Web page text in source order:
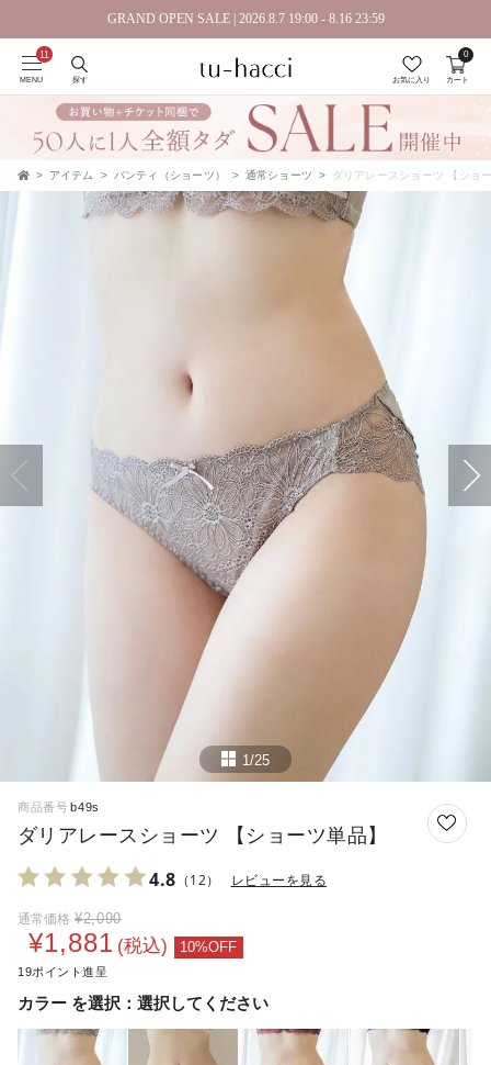
GRAND OPEN SALE | 2026.8.7 19:00 - 8.16 23:59
会員登録で今すぐ使えるポイントプレゼント！
MENU 探す お気に入り カート
0
アイテム パンティ（ショーツ） 通常ショーツ ダリアレースショーツ 【ショ
1/25
商品番号 b49s
ダリアレースショーツ 【ショーツ単品】
4.8 （12） レビューを見る
通常価格 ¥2,090
¥1,881 税込
19
カラー 選択してください